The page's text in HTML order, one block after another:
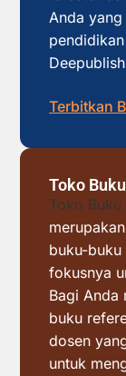
Anda
Terbitkan
Toko
Toko Buku
buku-
fokusnya
Bagi Anda
buku
dosen
untuk